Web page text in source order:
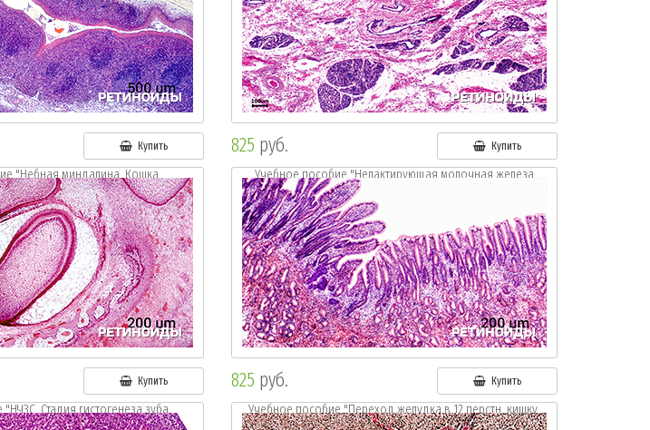
Купить
"Небная миндалина. Кошка.
Окр.: г.-э."
825 руб. Купить
Учебное пособие "Нелактирующая молочная железа
Окр.: г.- э."
Купить
Стадия гистогенеза зуба.
Окр.:г. и э."
825 руб. Купить
Учебное пособие "Переход желудка в 12 перстн. кишку.
Собака.